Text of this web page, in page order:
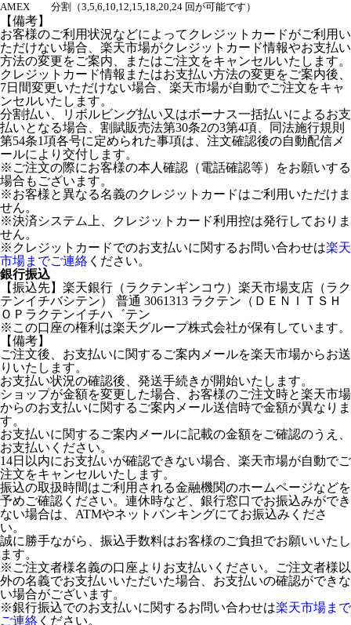
AMEX
分割（3,5,6,10,12,15,18,20,24 回が可能です）
【備考】
お客様のご利用状況などによってクレジットカードがご利用い
ただけない場合、楽天市場がクレジットカード情報やお支払い
方法の変更をご案内、またはご注文をキャンセルいたします。
クレジットカード情報またはお支払い方法の変更をご案内後、
7日間変更いただけない場合、楽天市場が自動でご注文をキャ
ンセルいたします。
分割払い、リボルビング払い又はボーナス一括払いによるお支
払いとなる場合、割賦販売法第30条2の3第4項、同法施行規則
第54条1項各号に定められた事項は、注文確認後の自動配信メ
ールにより交付します。
※ご注文の際にお客様の本人確認（電話確認等）をお願いする
場合もございます。
※お客様と異なる名義のクレジットカードはご利用いただけま
せん。
※決済システム上、クレジットカード利用控は発行しておりま
せん。
※クレジットカードでのお支払いに関するお問い合わせは楽天
市場までご連絡 ください。
銀行振込
【振込先】楽天銀行（ラクテンギンコウ）楽天市場支店（ラク
テンイチバシテン） 普通 3061313 ラクテン（ＤＥＮＩＴＳＨ
ＯＰラクテンイチハ゛テン
※この口座の権利は楽天グループ株式会社が保有しています。
【備考】
ご注文後、お支払いに関するご案内メールを楽天市場からお送
りいたします。
お支払い状況の確認後、発送手続きが開始いたします。
ショップが金額を変更した場合、お客様のご注文時と楽天市場
からのお支払いに関するご案内メール送信時で金額が異なりま
す。
お支払いに関するご案内メールに記載の金額をご確認のうえ、
お支払いください。
14日以内にお支払いが確認できない場合、楽天市場が自動でご
注文をキャンセルいたします。
振込の取扱時間はご利用される金融機関のホームページなどを
予めご確認ください。連休時など、銀行窓口でお振込みができ
ない場合は、ATMやネットバンキングにてお振込みくださ
い。
誠に勝手ながら、振込手数料はお客様のご負担でお願いいたし
ます。
※ご注文者様名義の口座よりお支払いください。ご注文者様以
外の名義でお支払いいただいた場合、お支払いの確認ができな
い場合がございます。
※銀行振込でのお支払いに関するお問い合わせは楽天市場まで
ご連絡 ください。